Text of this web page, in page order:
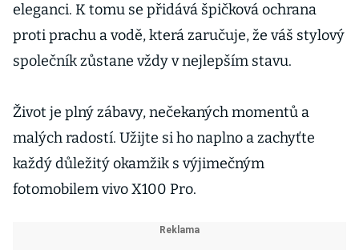
eleganci. K tomu se přidává špičková ochrana
proti prachu a vodě, která zaručuje, že váš stylový
společník zůstane vždy v nejlepším stavu.
Život je plný zábavy, nečekaných momentů a
malých radostí. Užijte si ho naplno a zachyťte
každý důležitý okamžik s výjimečným
fotomobilem vivo X100 Pro.